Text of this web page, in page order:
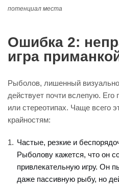
потенциал места
Ошибка 2:
игра
Рыболов, лишенный
действует почти вслепую. Его
или стереотипах. Чаще всего
крайностям:
Частые, резкие и
Рыболову кажется, что он
привлекательную игру. Он
даже пассивную рыбу, но